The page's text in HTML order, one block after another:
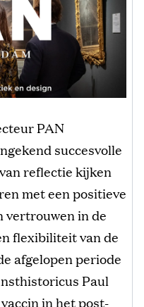
PAN
succesvolle
reflectie kijken
met een positieve
vertrouwen in de
flexibiliteit van de
afgelopen periode
Paul
in het post-